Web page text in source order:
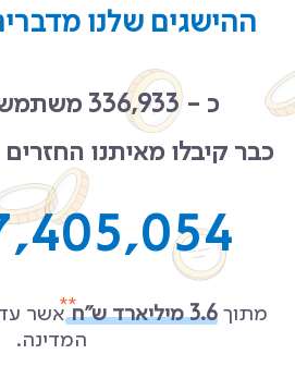
ההישגים שלנו
כ - 336,933 משתמשים רשומים
כבר קיבלו מאיתנו
מתוך 3.6 מיליארד ש״ח
אשר
המדינה.